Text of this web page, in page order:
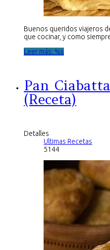
Buenos queridos viajeros
que cocinar, y como
Leer más: %s
Pan
(Receta)
Detalles
Ultimas Recetas
5144